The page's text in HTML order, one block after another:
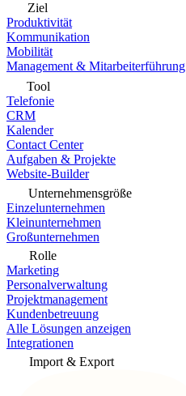
Ziel
Produktivität
Kommunikation
Mobilität
Management & Mitarbeiterführung
Tool
Telefonie
CRM
Kalender
Contact Center
Aufgaben & Projekte
Website-Builder
Unternehmensgröße
Einzelunternehmen
Kleinunternehmen
Großunternehmen
Rolle
Marketing
Personalverwaltung
Projektmanagement
Kundenbetreuung
Alle Lösungen anzeigen
Integrationen
Import & Export